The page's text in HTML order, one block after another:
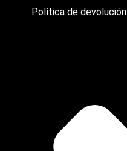
Política de devolución